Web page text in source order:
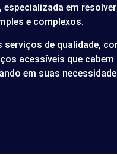
especializada em
e complexos.
serviços de qualidade,
acessíveis que
em suas